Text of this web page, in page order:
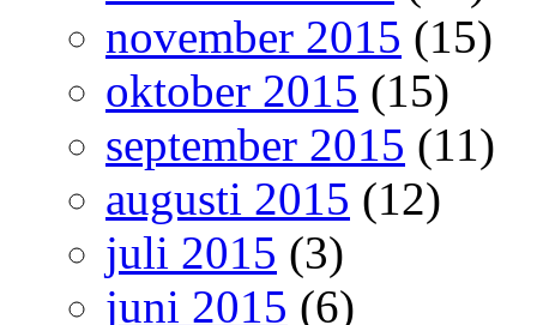
november 2015 (15)
oktober 2015 (15)
september 2015 (11)
augusti 2015 (12)
juli 2015 (3)
juni 2015 (6)